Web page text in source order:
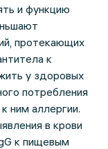
и функцию
протекающих
к
у здоровых
потребления
ним аллергии.
в крови
к пищевым